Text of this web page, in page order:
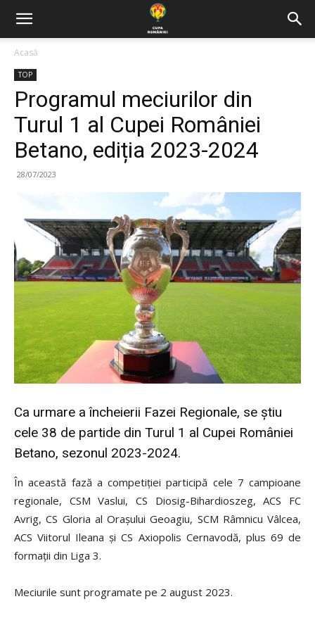
Acasă
TOP
Programul meciurilor din
Turul 1 al Cupei României
Betano, ediția 2023-2024
28/07/2023
Ca urmare a încheierii Fazei Regionale, se știu
cele 38 de partide din Turul 1 al Cupei României
Betano, sezonul 2023-2024.
În această fază a competiției participă cele 7 campioane
regionale, CSM Vaslui, CS Diosig-Bihardioszeg, ACS FC
Avrig, CS Gloria al Orașului Geoagiu, SCM Râmnicu Vâlcea,
ACS Viitorul Ileana și CS Axiopolis Cernavodă, plus 69 de
formații din Liga 3.
Meciurile sunt programate pe 2 august 2023.